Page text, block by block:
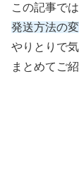
この記事では
発送方法の
やりとりで
まとめてご